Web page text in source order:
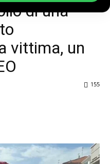
di una
vittima, un
155